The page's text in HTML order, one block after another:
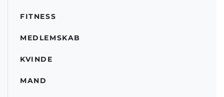
FITNESS
MEDLEMSKAB
KVINDE
MAND